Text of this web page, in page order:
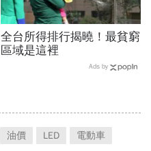
全台所得排行揭曉！最貧窮
區域是這裡
Ads by
油價 LED
電動車